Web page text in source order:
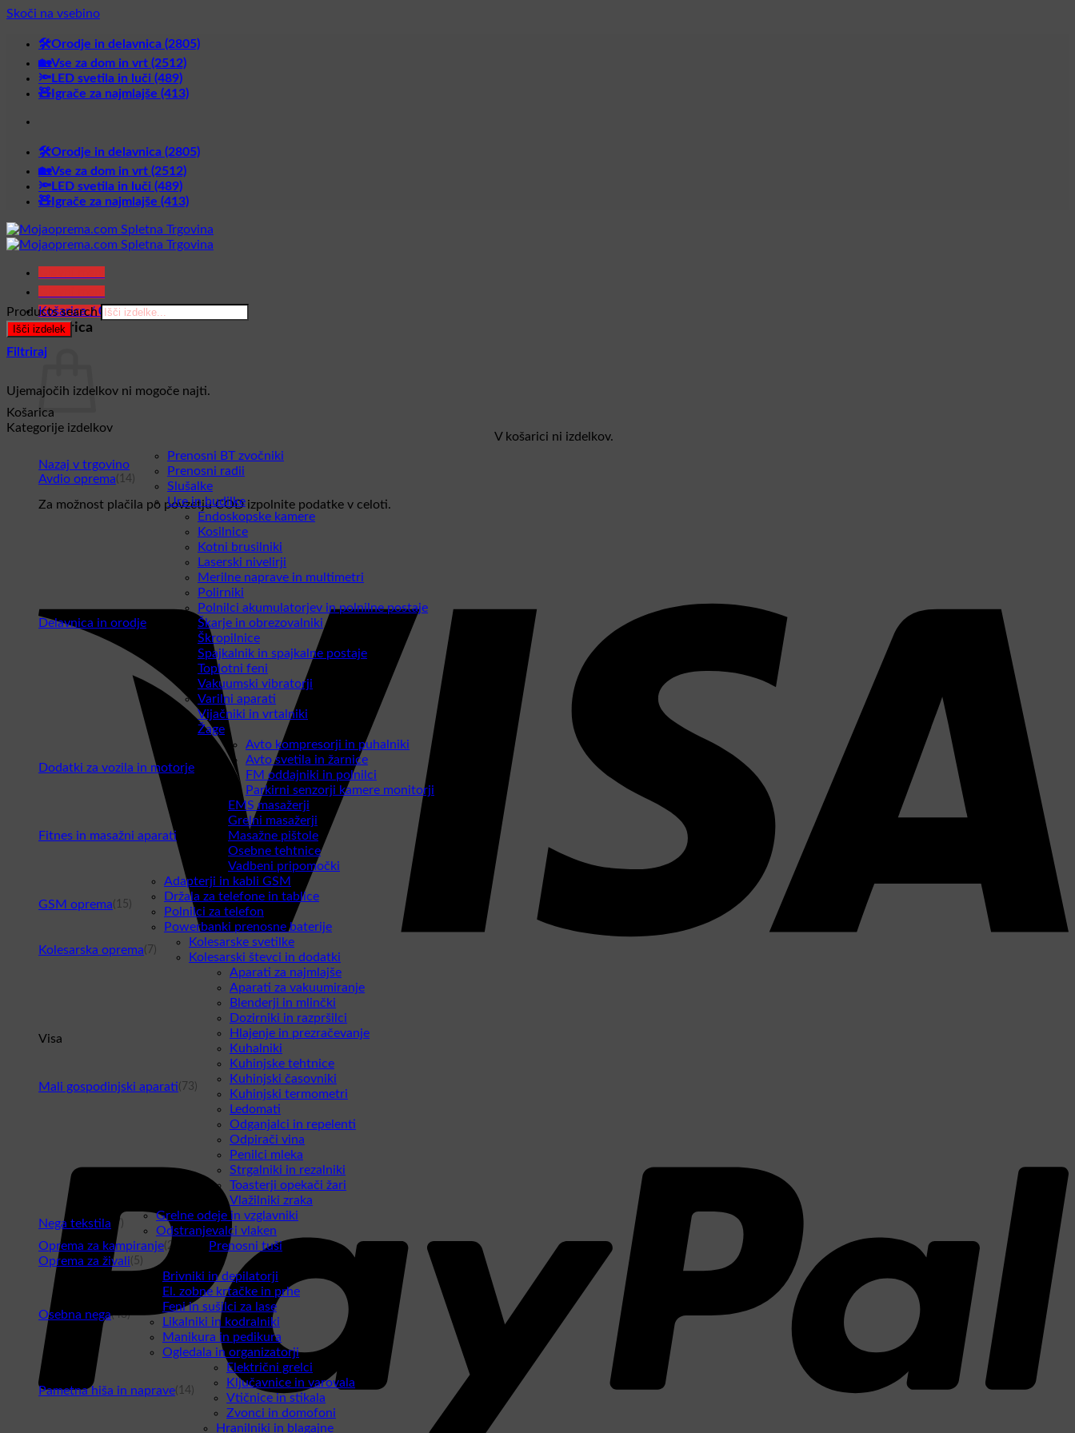
Skoči na vsebino
🛠️Orodje in delavnica (2805)
🏡Vse za dom in vrt (2512)
🔦LED svetila in luči (489)
🧸Igrače za najmlajše (413)
🛠️Orodje in delavnica (2805)
🏡Vse za dom in vrt (2512)
🔦LED svetila in luči (489)
🧸Igrače za najmlajše (413)
Košarica /0,00€
Košarica
V košarici ni izdelkov.
Nazaj v trgovino
Za možnost plačila po povzetju COD izpolnite podatke v celoti.
Visa
Products search
Išči izdelek
Filtriraj
Ujemajočih izdelkov ni mogoče najti.
Košarica
Kategorije izdelkov
Avdio oprema(14)
Prenosni BT zvočniki
Prenosni radii
Slušalke
Ure in budilke
Delavnica in orodje
Endoskopske kamere
Kosilnice
Kotni brusilniki
Laserski nivelirji
Merilne naprave in multimetri
Polirniki
Polnilci akumulatorjev in polnilne postaje
Škarje in obrezovalniki
Škropilnice
Spajkalnik in spajkalne postaje
Toplotni feni
Vakuumski vibratorji
Varilni aparati
Vijačniki in vrtalniki
Žage
Dodatki za vozila in motorje
Avto kompresorji in puhalniki
Avto svetila in žarnice
FM oddajniki in polnilci
Parkirni senzorji kamere monitorji
Fitnes in masažni aparati
EMS masažerji
Grelni masažerji
Masažne pištole
Osebne tehtnice
Vadbeni pripomočki
GSM oprema(15)
Adapterji in kabli GSM
Držala za telefone in tablice
Polnilci za telefon
Powerbanki prenosne baterije
Kolesarska oprema(7)
Kolesarske svetilke
Kolesarski števci in dodatki
Mali gospodinjski aparati(73)
Aparati za najmlajše
Aparati za vakuumiranje
Blenderji in mlinčki
Dozirniki in razpršilci
Hlajenje in prezračevanje
Kuhalniki
Kuhinjske tehtnice
Kuhinjski časovniki
Kuhinjski termometri
Ledomati
Odganjalci in repelenti
Odpirači vina
Penilci mleka
Strgalniki in rezalniki
Toasterji opekači žari
Vlažilniki zraka
Nega tekstila (7)
Grelne odeje in vzglavniki
Odstranjevalci vlaken
Oprema za kampiranje (2)
Prenosni tuši
Oprema za živali (5)
Osebna nega(43)
Brivniki in depilatorji
El. zobne krtačke in prhe
Feni in sušilci za lase
Likalniki in kodralniki
Manikura in pedikura
Ogledala in organizatorji
Pametna hiša in naprave(14)
Električni grelci
Ključavnice in varovala
Vtičnice in stikala
Zvonci in domofoni
Hranilniki in blagajne